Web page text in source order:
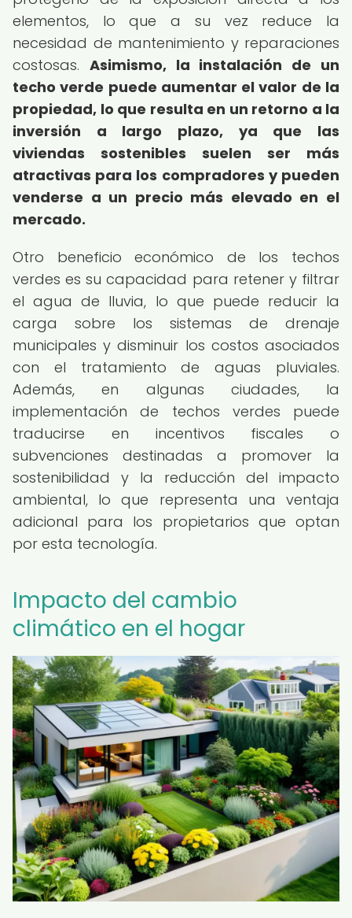
elementos, lo que a su vez reduce la
necesidad de mantenimiento y reparaciones
costosas. Asimismo, la instalación de un
techo verde puede aumentar el valor de la
propiedad, lo que resulta en un retorno a la
inversión a largo plazo, ya que las
viviendas sostenibles suelen ser más
atractivas para los compradores y pueden
venderse a un precio más elevado en el
mercado.
Otro beneficio económico de los techos
verdes es su capacidad para retener y filtrar
el agua de lluvia, lo que puede reducir la
carga sobre los sistemas de drenaje
municipales y disminuir los costos asociados
con el tratamiento de aguas pluviales.
Además, en algunas ciudades, la
implementación de techos verdes puede
traducirse en incentivos fiscales o
subvenciones destinadas a promover la
sostenibilidad y la reducción del impacto
ambiental, lo que representa una ventaja
adicional para los propietarios que optan
por esta tecnología.
Impacto del cambio
climático en el hogar